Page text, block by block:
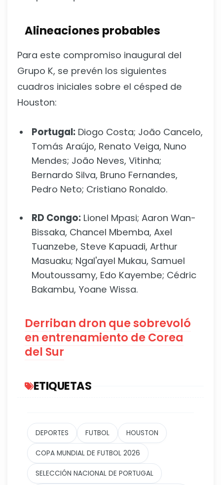
Alineaciones probables
Para este compromiso inaugural del
Grupo K, se prevén los siguientes
cuadros iniciales sobre el césped de
Houston:
Portugal: Diogo Costa; João Cancelo,
Tomás Araújo, Renato Veiga, Nuno
Mendes; João Neves, Vitinha;
Bernardo Silva, Bruno Fernandes,
Pedro Neto; Cristiano Ronaldo.
RD Congo: Lionel Mpasi; Aaron Wan-
Bissaka, Chancel Mbemba, Axel
Tuanzebe, Steve Kapuadi, Arthur
Masuaku; Ngal'ayel Mukau, Samuel
Moutoussamy, Edo Kayembe; Cédric
Bakambu, Yoane Wissa.
Derriban dron que sobrevoló
en entrenamiento de Corea
del Sur
ETIQUETAS
DEPORTES FUTBOL HOUSTON
COPA MUNDIAL DE FUTBOL 2026
SELECCIÓN NACIONAL DE PORTUGAL